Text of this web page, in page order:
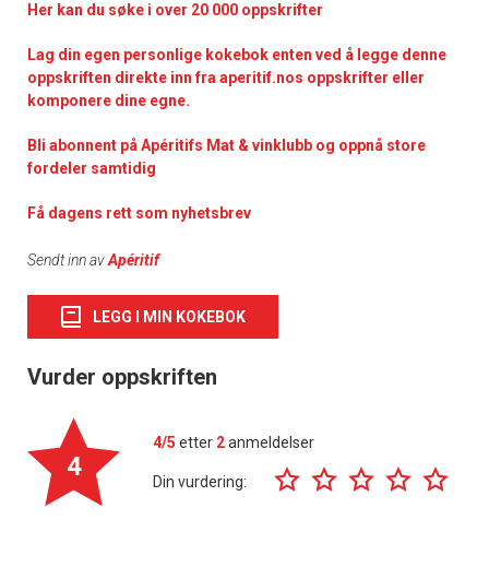
Her kan du søke i over 20 000 oppskrifter
Lag din egen personlige kokebok enten ved å legge denne
oppskriften direkte inn fra aperitif.nos oppskrifter eller
komponere dine egne.
Bli abonnent på Apéritifs Mat & vinklubb og oppnå store
fordeler samtidig
Få dagens rett som nyhetsbrev
Sendt inn avApéritif
LEGG I MIN KOKEBOK
Vurder oppskriften
4
4/5 etter 2anmeldelser
Din vurdering: